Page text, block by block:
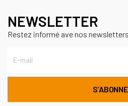
NEWSLETTER
Restez informé ave nos